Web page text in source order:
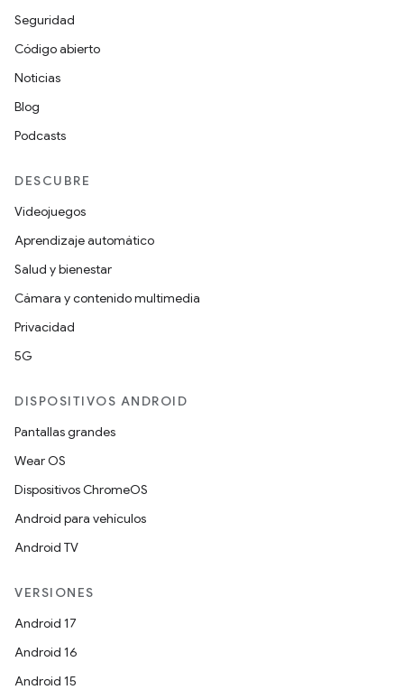
Seguridad
Código abierto
Noticias
Blog
Podcasts
DESCUBRE
Videojuegos
Aprendizaje automático
Salud y bienestar
Cámara y contenido multimedia
Privacidad
5G
DISPOSITIVOS ANDROID
Pantallas grandes
Wear OS
Dispositivos ChromeOS
Android para vehículos
Android TV
VERSIONES
Android 17
Android 16
Android 15